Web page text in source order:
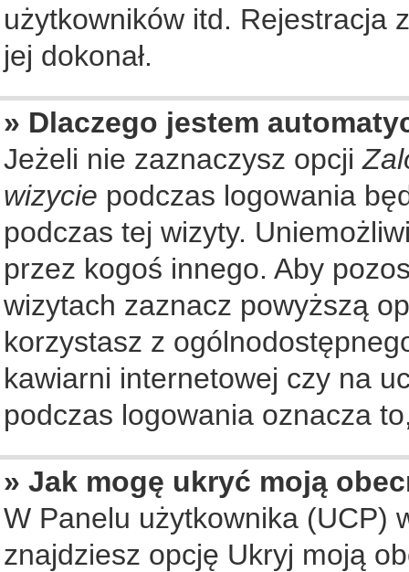
użytkowników itd. Rejestracja
jej dokonał.
» Dlaczego jestem
Jeżeli nie zaznaczysz opcji
wizycie podczas logowania
podczas tej wizyty.
przez kogoś innego. Aby
wizytach zaznacz powyższą
korzystasz z
kawiarni internetowej czy na
podczas logowania oznacza
» Jak mogę ukryć moją
W Panelu użytkownika (UCP)
znajdziesz opcję Ukryj moją